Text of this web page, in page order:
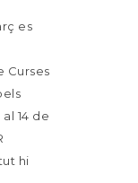
es
Curses
14 de
hi